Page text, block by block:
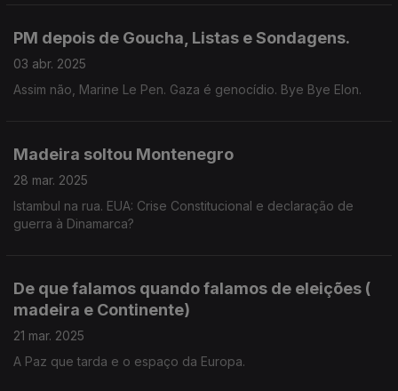
PM depois de Goucha, Listas e Sondagens.
03 abr. 2025
Assim não, Marine Le Pen. Gaza é genocídio. Bye Bye Elon.
Madeira soltou Montenegro
28 mar. 2025
Istambul na rua. EUA: Crise Constitucional e declaração de
guerra à Dinamarca?
De que falamos quando falamos de eleições (
madeira e Continente)
21 mar. 2025
A Paz que tarda e o espaço da Europa.